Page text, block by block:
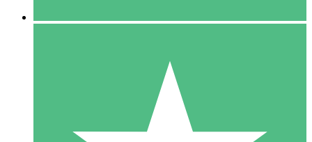
US$1500
10 Download
20